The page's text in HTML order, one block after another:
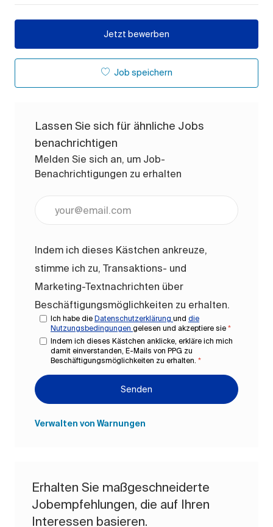
Jetzt bewerben
Job speichern
Lassen Sie sich für ähnliche Jobs
benachrichtigen
Melden Sie sich an, um Job-
Benachrichtigungen zu erhalten
Indem ich dieses Kästchen ankreuze,
stimme ich zu, Transaktions- und
Marketing-Textnachrichten über
Beschäftigungsmöglichkeiten zu erhalten.
Ich habe die Datenschutzerklärung und die
Nutzungsbedingungen gelesen und akzeptiere sie *
Indem ich dieses Kästchen anklicke, erkläre ich mich
damit einverstanden, E-Mails von PPG zu
Beschäftigungsmöglichkeiten zu erhalten. *
Senden
Verwalten von Warnungen
Erhalten Sie maßgeschneiderte
Jobempfehlungen, die auf Ihren
Interessen basieren.